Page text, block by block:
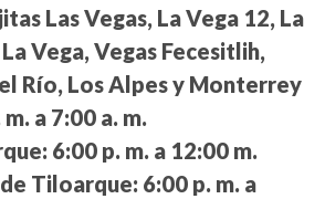
Las Vegas, La Vega 12, La
Vega, Vegas Fecesitlih,
Río, Los Alpes y Monterrey
a 7:00 a. m.
6:00 p. m. a 12:00 m.
Tiloarque: 6:00 p. m. a